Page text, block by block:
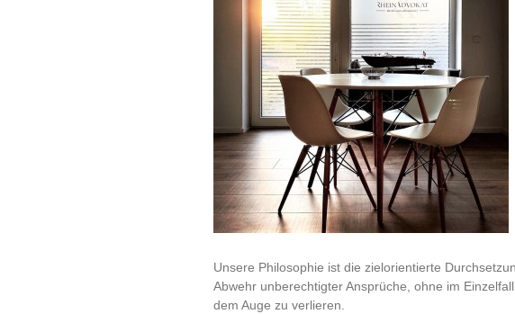
Unsere Philosophie ist die zielorientierte
Abwehr unberechtigter Ansprüche, ohne im
dem Auge zu verlieren.